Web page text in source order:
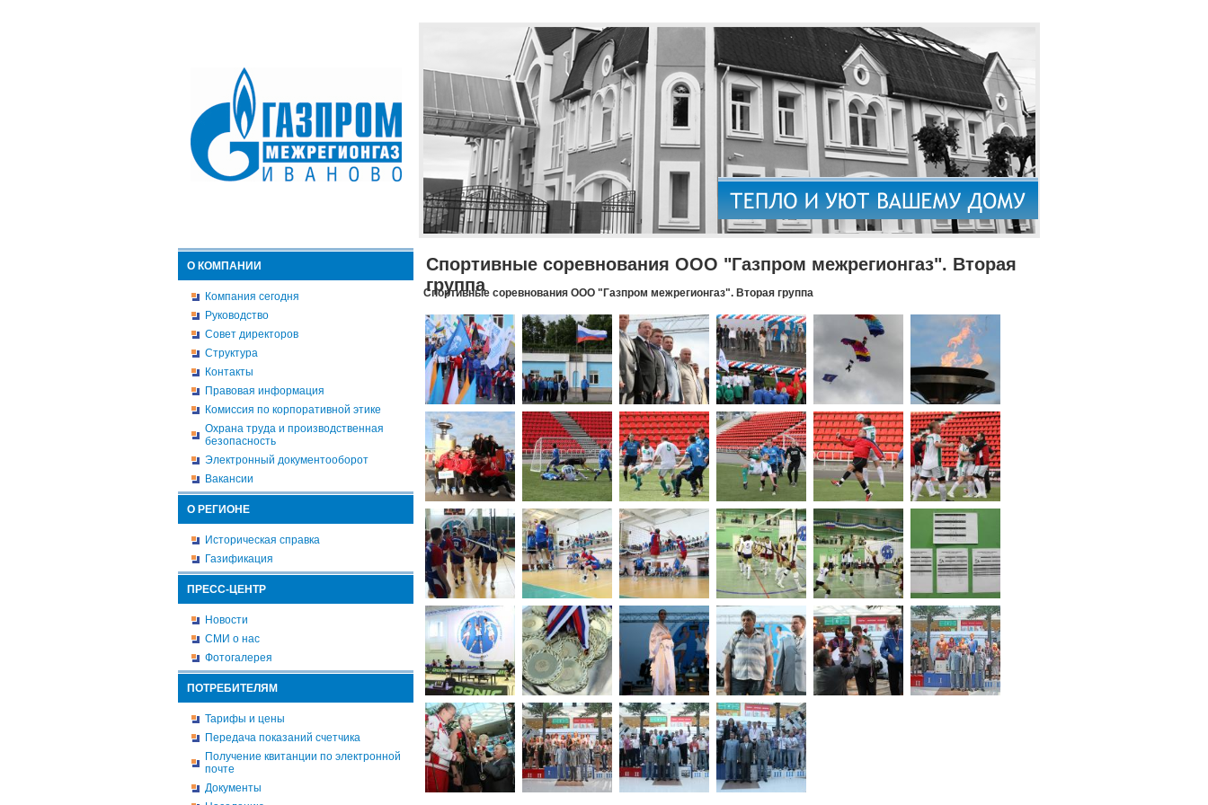
О КОМПАНИИ
Компания сегодня
Руководство
Совет директоров
Структура
Контакты
Правовая информация
Комиссия по корпоративной этике
Охрана труда и производственная
безопасность
Электронный документооборот
Вакансии
О РЕГИОНЕ
Историческая справка
Газификация
ПРЕСС-ЦЕНТР
Новости
СМИ о нас
Фотогалерея
ПОТРЕБИТЕЛЯМ
Тарифы и цены
Передача показаний счетчика
Получение квитанции по электронной
почте
Документы
Спортивные соревнования ООО "Газпром межрегионгаз". Вторая
группа
Спортивные соревнования ООО "Газпром межрегионгаз". Вторая группа